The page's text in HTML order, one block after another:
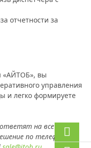
отчетности за
«АЙТОБ», вы
управления
и легко формируете
на все ваши
по телефону +7